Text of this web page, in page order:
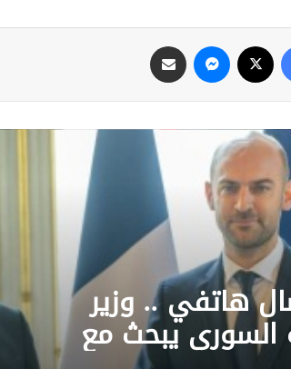
فيسبوك ماسنجر
هاتفي .. وزير
السوري يبحث مع